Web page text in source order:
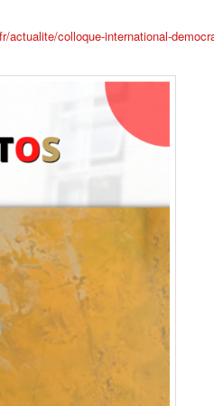
actualite/colloque-international-